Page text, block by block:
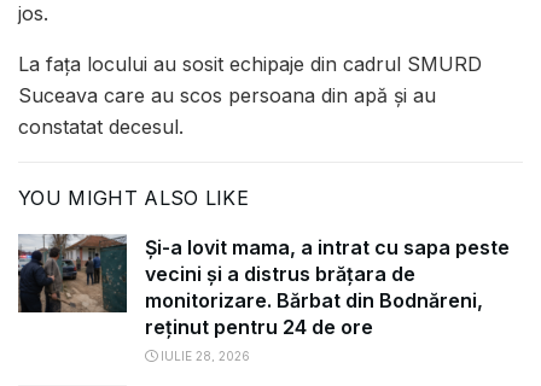
jos.
La fața locului au sosit echipaje din cadrul SMURD
Suceava care au scos persoana din apă și au
constatat decesul.
YOU MIGHT ALSO LIKE
Și-a lovit mama, a intrat cu sapa peste
vecini și a distrus brățara de
monitorizare. Bărbat din Bodnăreni,
reținut pentru 24 de ore
IULIE 28, 2026